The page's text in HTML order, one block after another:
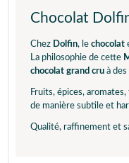
Chocolat
Chez Dolfin, le chocolat
La philosophie de cette
chocolat grand cru à
Fruits, épices,
de manière subtile et
Qualité, raffinement et